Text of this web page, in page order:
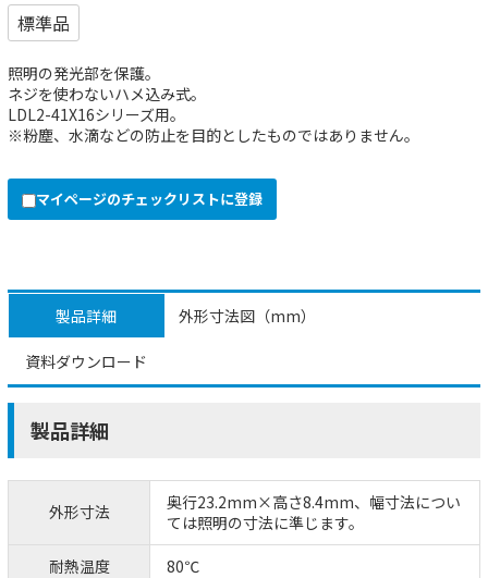
標準品
照明の発光部を保護。
ネジを使わないハメ込み式。
LDL2-41X16シリーズ用。
※粉塵、水滴などの防止を目的としたものではありません。
マイページのチェックリストに登録
製品詳細 外形寸法図（mm）
資料ダウンロード
製品詳細
外形寸法
奥行23.2mm×高さ8.4mm、幅寸法につい
ては照明の寸法に準じます。
耐熱温度
80℃